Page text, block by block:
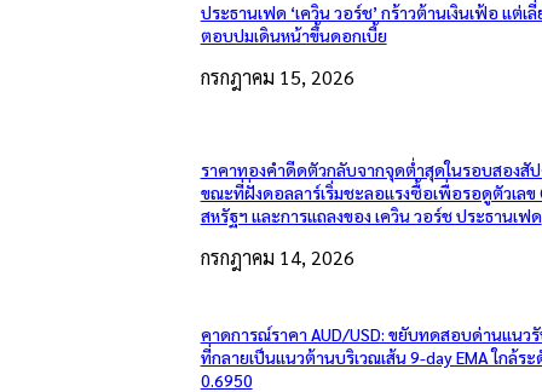
ประธานเฟด ‘เควิน วอร์ช’ กร้าวต้านเงินเฟ้อ แต่เลี่
ตอบปมเดินหน้าขึ้นดอกเบี้ย
กรกฎาคม 15, 2026
ราคาทองคำดีดตัวกลับจากจุดต่ำสุดในรอบสองสั
ขณะที่ฝั่งดอลลาร์เริ่มชะลอแรงซื้อเพื่อรอดูตัวเลข
สหรัฐฯ และการแถลงของ เควิน วอร์ช ประธานเฟด
กรกฎาคม 14, 2026
คาดการณ์ราคา AUD/USD: ขยับทดสอบด่านแนวรั
ที่กลายเป็นแนวต้านบริเวณเส้น 9-day EMA ใกล้ร
0.6950